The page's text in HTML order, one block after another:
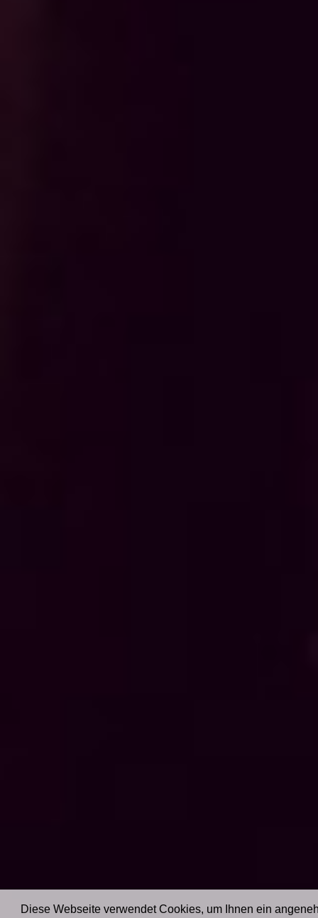
Diese Webseite verwendet Cookies, um Ihnen ein